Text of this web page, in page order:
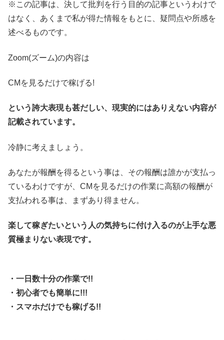
※この記事は、決して批判を行う目的の記事というわけで
はなく、あくまで私が得た情報をもとに、疑問点や所感を
述べるものです。
Zoom(ズーム)の内容は
CMを見るだけで稼げる!
という誇大表現も甚だしい、現実的にはありえない内容が
記載されています。
冷静に考えましょう。
あなたが報酬を得るという事は、その報酬は誰かが支払っ
ているわけですが、CMを見るだけの作業に高額の報酬が
支払われる事は、まずあり得ません。
楽して稼ぎたいという人の気持ちに付け入るのが上手な悪
質極まりない表現です。
・一日数十分の作業で!!
・初心者でも簡単に!!!
・スマホだけでも稼げる!!